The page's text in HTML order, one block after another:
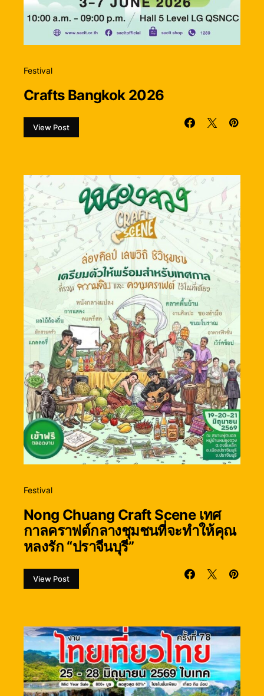
Festival
Crafts Bangkok 2026
View Post
Festival
Nong Chuang Craft Scene เทศ
กาลคราฟต์กลางชุมชนที่จะทำให้คุณ
หลงรัก “ปราจีนบุรี”
View Post